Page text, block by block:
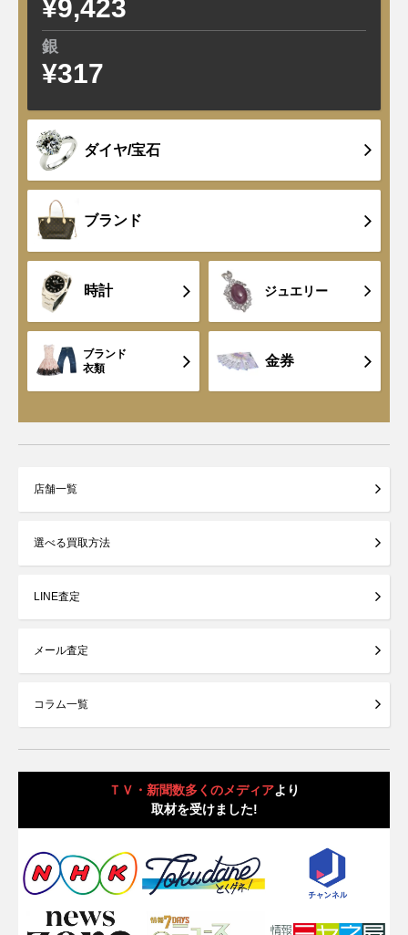
¥9,423
銀
¥317
ダイヤ/宝石
ブランド
時計 ジュエリー
ブランド
衣類
金券
店舗一覧
選べる買取方法
LINE査定
メール査定
コラム一覧
ＴＶ・新聞数多くのメディアより
取材を受けました!